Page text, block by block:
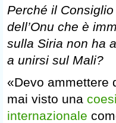
Perché il
dell’Onu che è
sulla Siria non ha
a unirsi sul Mali?
«Devo ammettere
mai visto una
internazionale